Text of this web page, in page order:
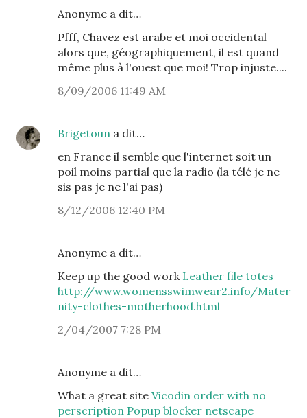
Anonyme a dit…
Pfff, Chavez est arabe et moi occidental
alors que, géographiquement, il est quand
même plus à l'ouest que moi! Trop injuste....
8/09/2006 11:49 AM
Brigetoun a dit…
en France il semble que l'internet soit un
poil moins partial que la radio (la télé je ne
sis pas je ne l'ai pas)
8/12/2006 12:40 PM
Anonyme a dit…
Keep up the good work Leather file totes
http://www.womensswimwear2.info/Mater
nity-clothes-motherhood.html
2/04/2007 7:28 PM
Anonyme a dit…
What a great site Vicodin order with no
perscription Popup blocker netscape